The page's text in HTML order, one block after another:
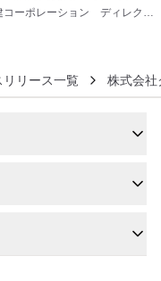
る
コーポレーション ディレクト
ー
リリース一覧 株式会社